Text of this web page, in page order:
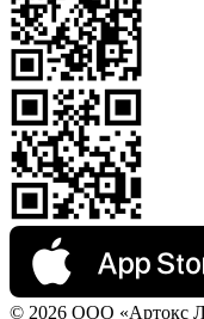
© 2026 ООО «Артокс